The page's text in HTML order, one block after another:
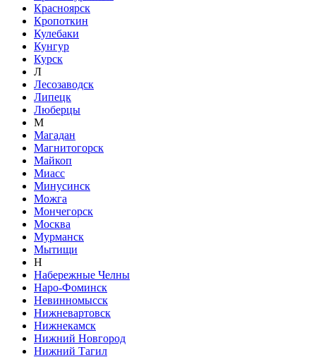
Красноярск
Кропоткин
Кулебаки
Кунгур
Курск
Л
Лесозаводск
Липецк
Люберцы
М
Магадан
Магнитогорск
Майкоп
Миасс
Минусинск
Можга
Мончегорск
Москва
Мурманск
Мытищи
Н
Набережные Челны
Наро-Фоминск
Невинномысск
Нижневартовск
Нижнекамск
Нижний Новгород
Нижний Тагил